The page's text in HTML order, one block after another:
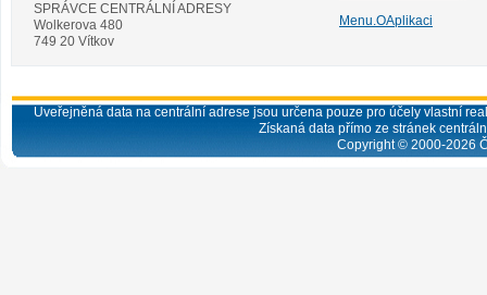
SPRÁVCE CENTRÁLNÍ ADRESY
Wolkerova 480
749 20 Vítkov
Menu.OAplikaci
Uveřejněná data na centrální adrese jsou určena pouze pro účely vlastní
Získaná data přímo ze stránek
Copyright © 2000-2026